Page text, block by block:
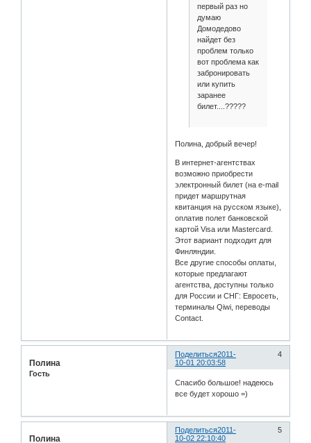
первый раз но
думаю
Домодедово
найдет без
проблем только
вот проблема как
забронировать
или купить
заранее
билет....?????
Полина, добрый вечер!
В интернет-агентствах
возможно приобрести
электронный билет (на e-mail
придет маршрутная
квитанция на русском языке),
оплатив полет банковской
картой Visa или Mastercard.
Этот вариант подходит для
Финляндии.
Все другие способы оплаты,
которые предлагают
агентства, доступны только
для России и СНГ: Евросеть,
терминалы Qiwi, переводы
Contact.
Поделиться 4
2011-
10-01 20:03:58
Полина
Гость
Спасибо большое! надеюсь
все будет хорошо =)
Поделиться 5
2011-
10-02 22:10:40
Полина